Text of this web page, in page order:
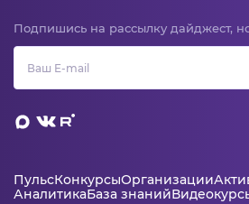
Подпишись на рассылку дайджест,
ПульсКонкурсыОрганизации
АналитикаБаза знаний